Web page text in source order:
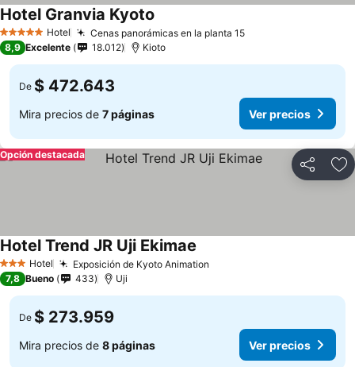
5 Estrellas Hotel Cenas panorámicas en la planta 15Ver precios
Hotel Granvia Kyoto
8,9 Excelente 18.012 Kioto
De $ 472.643
Mira precios de 7 páginas Ver precios
Compartir
Opción destacada
3 Estrellas
Hotel Exposición de Kyoto Animation
Hotel Trend JR Uji Ekimae
7,8 Bueno 433 Uji
De $ 273.959
Mira precios de 8 páginas Ver precios